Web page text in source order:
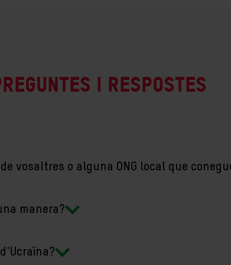
i respostes
vosaltres o alguna ONG local que
manera?